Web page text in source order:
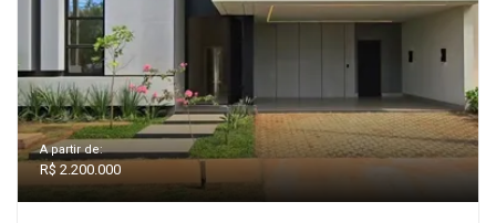
A partir de:
R$ 2.200.000